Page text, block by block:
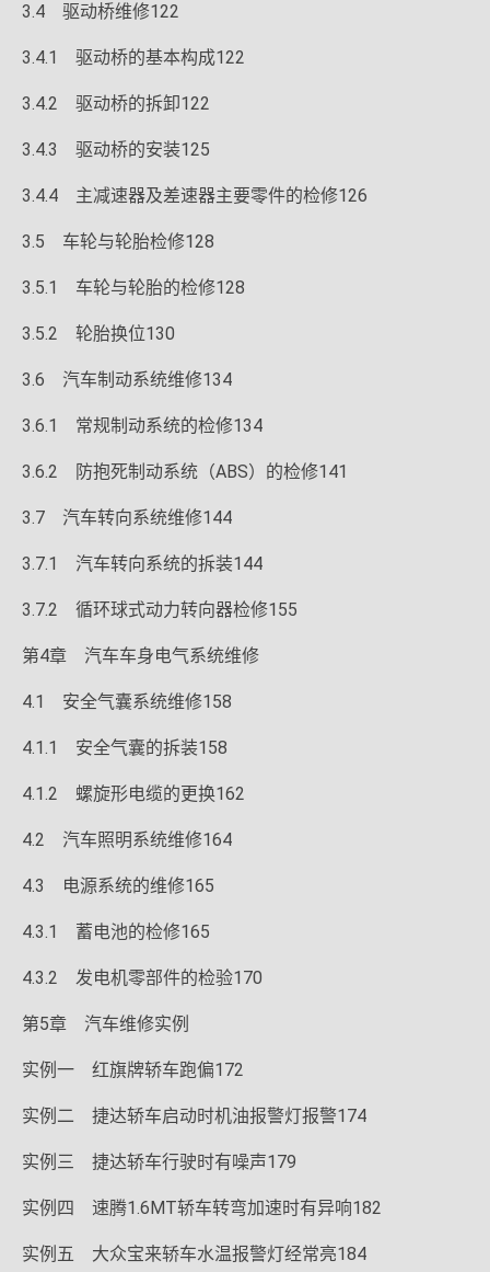
3.4 驱动桥维修122
3.4.1 驱动桥的基本构成122
3.4.2 驱动桥的拆卸122
3.4.3 驱动桥的安装125
3.4.4 主减速器及差速器主要零件的检修126
3.5 车轮与轮胎检修128
3.5.1 车轮与轮胎的检修128
3.5.2 轮胎换位130
3.6 汽车制动系统维修134
3.6.1 常规制动系统的检修134
3.6.2 防抱死制动系统（ABS）的检修141
3.7 汽车转向系统维修144
3.7.1 汽车转向系统的拆装144
3.7.2 循环球式动力转向器检修155
第4章 汽车车身电气系统维修
4.1 安全气囊系统维修158
4.1.1 安全气囊的拆装158
4.1.2 螺旋形电缆的更换162
4.2 汽车照明系统维修164
4.3 电源系统的维修165
4.3.1 蓄电池的检修165
4.3.2 发电机零部件的检验170
第5章 汽车维修实例
实例一 红旗牌轿车跑偏172
实例二 捷达轿车启动时机油报警灯报警174
实例三 捷达轿车行驶时有噪声179
实例四 速腾1.6MT轿车转弯加速时有异响182
实例五 大众宝来轿车水温报警灯经常亮184